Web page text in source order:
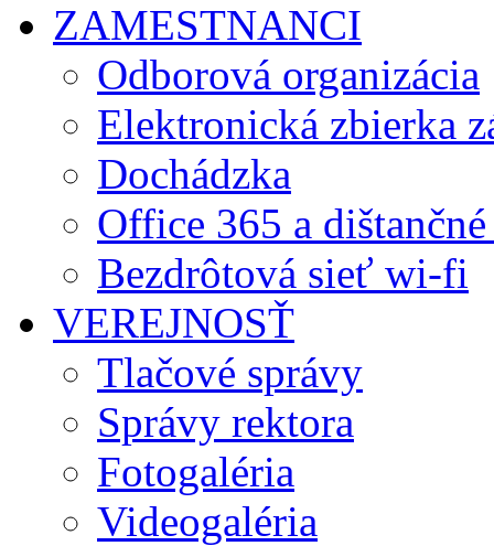
ZAMESTNANCI
Odborová organizácia
Elektronická zbierka
Dochádzka
Office 365 a
Bezdrôtová sieť wi-fi
VEREJNOSŤ
Tlačové správy
Správy rektora
Fotogaléria
Videogaléria